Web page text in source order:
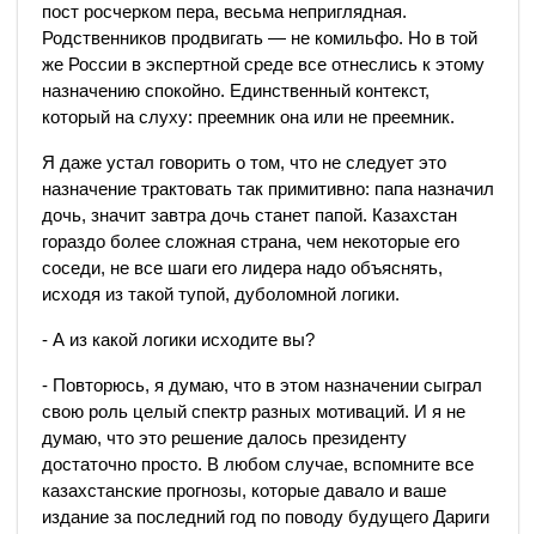
пост росчерком пера, весьма неприглядная.
Родственников продвигать — не комильфо. Но в той
же России в экспертной среде все отнеслись к этому
назначению спокойно. Единственный контекст,
который на слуху: преемник она или не преемник.
Я даже устал говорить о том, что не следует это
назначение трактовать так примитивно: папа назначил
дочь, значит завтра дочь станет папой. Казахстан
гораздо более сложная страна, чем некоторые его
соседи, не все шаги его лидера надо объяснять,
исходя из такой тупой, дуболомной логики.
- А из какой логики исходите вы?
- Повторюсь, я думаю, что в этом назначении сыграл
свою роль целый спектр разных мотиваций. И я не
думаю, что это решение далось президенту
достаточно просто. В любом случае, вспомните все
казахстанские прогнозы, которые давало и ваше
издание за последний год по поводу будущего Дариги